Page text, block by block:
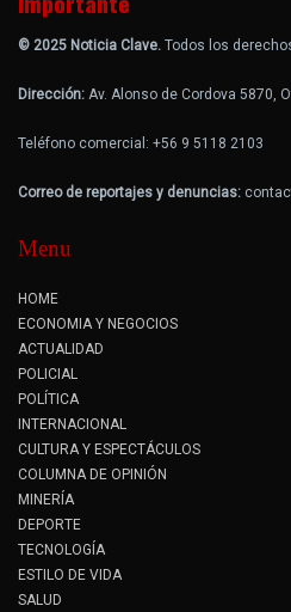
© 2025 Noticia Clave. Todos los
Dirección: Av. Alonso de Cordova 5870,
Teléfono comercial: +56 9 5118 2103
Correo de reportajes y denuncias:
Menu
HOME
ECONOMIA Y NEGOCIOS
ACTUALIDAD
POLICIAL
POLÍTICA
INTERNACIONAL
CULTURA Y ESPECTÁCULOS
COLUMNA DE OPINIÓN
MINERÍA
DEPORTE
TECNOLOGÍA
ESTILO DE VIDA
SALUD